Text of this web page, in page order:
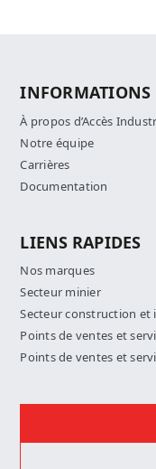
INFORMATIONS
À propos d’Accès
Notre équipe
Carrières
Documentation
LIENS RAPIDES
Nos marques
Secteur minier
Secteur construction et
Points de ventes et
Points de ventes et